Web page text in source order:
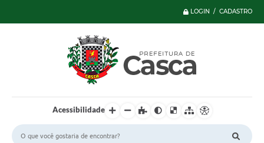
LOGIN / CADASTRO
Acessibilidade